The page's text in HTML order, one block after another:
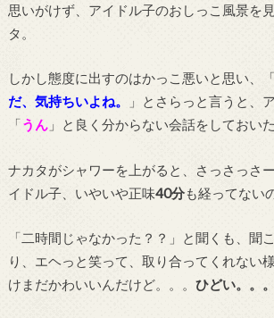
思いがけず、アイドル子のおしっこ風景を
タ。
しかし態度に出すのはかっこ悪いと思い、「
だ、気持ちいよね。
」とさらっと言うと、
「うん」と良く分からない会話をしておい
ナカタがシャワーを上がると、さっさっさ
イドル子、いやいや正味40分も経ってない
「二時間じゃなかった？？」と聞くも、聞
り、エヘっと笑って、取り合ってくれない
けまだかわいいんだけど。。。 ひどい。。。